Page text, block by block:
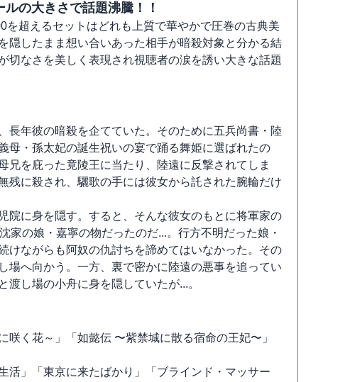
の大きさで話題沸騰！！
超えるセットはどれも上質で華やかで圧巻の古典美
隠したまま想い合いあった相手が暗殺対象と分かる結
なさを美しく表現され視聴者の涙を誘い大きな話題
長年彼の暗殺を企てていた。そのために五兵尚書・陸
母・孫太妃の誕生祝いの宴で踊る舞姫に選ばれたの
を庇った竟陵王に当たり、陸遠に反撃されてしま
残に殺され、驪歌の手には彼女から託された腕輪だけ
院に身を隠す。すると、そんな彼女のもとに将軍家の
の娘・嘉寧の物だったのだ...。行方不明だった娘・
けながらも阿奴の仇討ちを諦めてはいなかった。その
場へ向かう。一方、裏で密かに陸遠の悪事を追ってい
し場の小舟に身を隠していたが...。
く花～」「如懿伝 〜紫禁城に散る宿命の王妃〜」
活」「東京に来たばかり」「ブラインド・マッサー